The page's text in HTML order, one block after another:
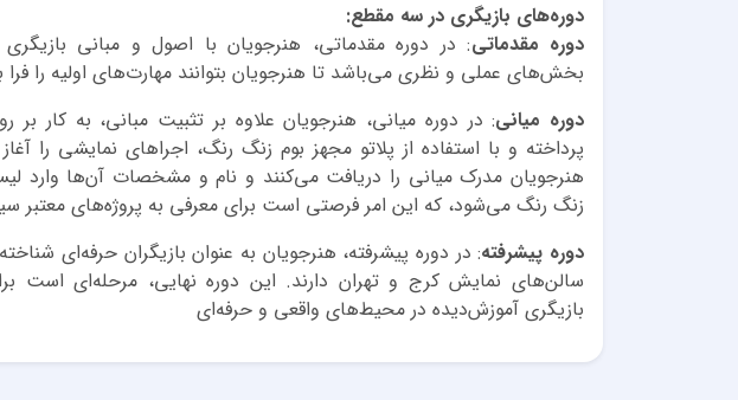
دوره‌های بازیگری در سه مقطع:
دوره مقدماتی: در دوره مقدماتی، هنرجویان با اصول و مبانی
بخش‌های عملی و نظری می‌باشد تا هنرجویان بتوانند مهارت‌های اولیه را فرا
دوره میانی: در دوره میانی، هنرجویان علاوه بر تثبیت مبانی، به کار
پرداخته و با استفاده از پلاتو مجهز بوم زنگ رنگ، اجراهای نمایشی را
هنرجویان مدرک میانی را دریافت می‌کنند و نام و مشخصات آن‌ها وارد
زنگ رنگ می‌شود، که این امر فرصتی است برای معرفی به پروژه‌های معتبر
دوره پیشرفته: در دوره پیشرفته، هنرجویان به عنوان بازیگران حرفه‌ای
سالن‌های نمایش کرج و تهران دارند. این دوره نهایی، مرحله‌ای است
بازیگری آموزش‌دیده در محیط‌های واقعی و حرفه‌ای